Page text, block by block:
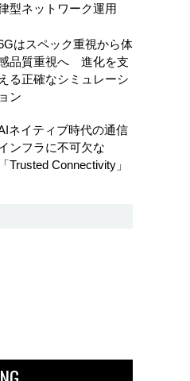
型ネットワーク運用
はスペック重視から体
品質重視へ 進化を支
える正確なシミュレーシ
ョン
ネイティブ時代の通信
ンフラに不可欠な
「Trusted Connectivity」